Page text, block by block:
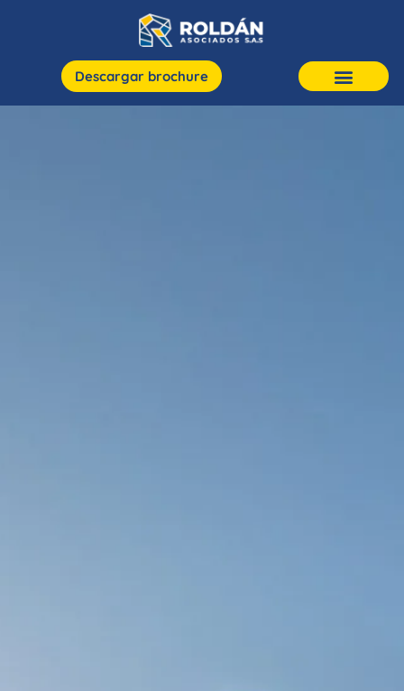
Descargar brochure